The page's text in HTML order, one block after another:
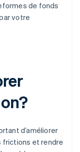
de fonds
votre
d’améliorer
frictions et rendre